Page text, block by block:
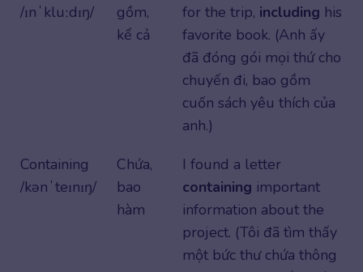
/ɪnˈkluːdɪŋ/
gồm,
kể cả
for the trip, including his
favorite book. (Anh ấy
đã đóng gói mọi thứ cho
chuyến đi, bao gồm
cuốn sách yêu thích của
anh.)
Containing
/kənˈteɪnɪŋ/
Chứa,
bao
hàm
I found a letter
containing important
information about the
project. (Tôi đã tìm thấy
một bức thư chứa thông